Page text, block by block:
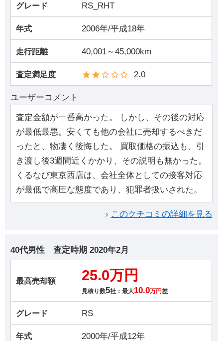
グレード RS_RHT
年式 2006年/平成18年
走行距離 40,001～45,000km
査定満足度 2.0
ユーザーコメント
査定金額が一番高かった。 しかし、その後の対応
が最低最悪。安くても他の会社に売却するべきだ
ったと、物凄く後悔した。 買取価格の振込も、引
き渡し後3週間近くかかり、その説明も無かった。
くるなび東京西店は、会社全体としての接客対応
が最低で高圧な態度であり、犯罪者扱いされた。
このクチコミの詳細を見る
40代男性 査定時期 2020年2月
最高売却額 25.0万円
見積り数5社：最大10.0万円差
グレード RS
年式 2000年/平成12年